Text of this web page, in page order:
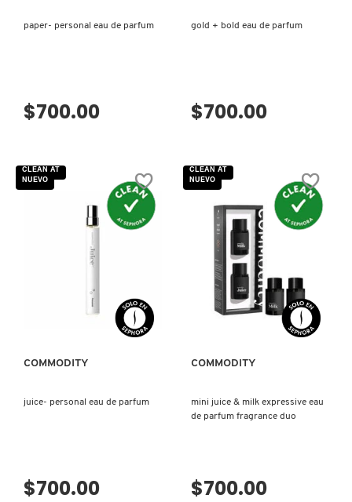
LIVING PROOF
MAKEUP BY MARIO
MARC JACOBS PERFUMES
MURAD
paper- personal eau de parfum
$700.00
gold + bold eau de parfum
$700.00
VISTA RÁPIDA
COMMODITY
juice- personal eau de parfum
$700.00
CLEAN AT
NUEVO
VISTA RÁPIDA
COMMODITY
mini juice & milk expressive eau
de parfum fragrance duo
$700.00
CLEAN AT
NUEVO